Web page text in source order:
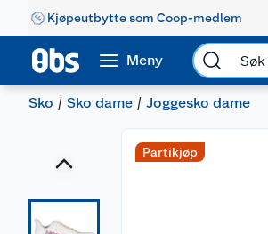
Kjøpeutbytte som Coop-medlem
Meny
Sko Sko dame Joggesko dame
Partikjøp